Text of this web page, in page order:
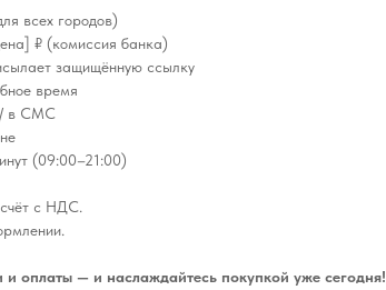
всех городов)
₽ (комиссия банка)
защищённую ссылку
время
/ в СМС
(09:00–21:00)
с НДС.
оплаты — и наслаждайтесь покупкой уже сегодня!